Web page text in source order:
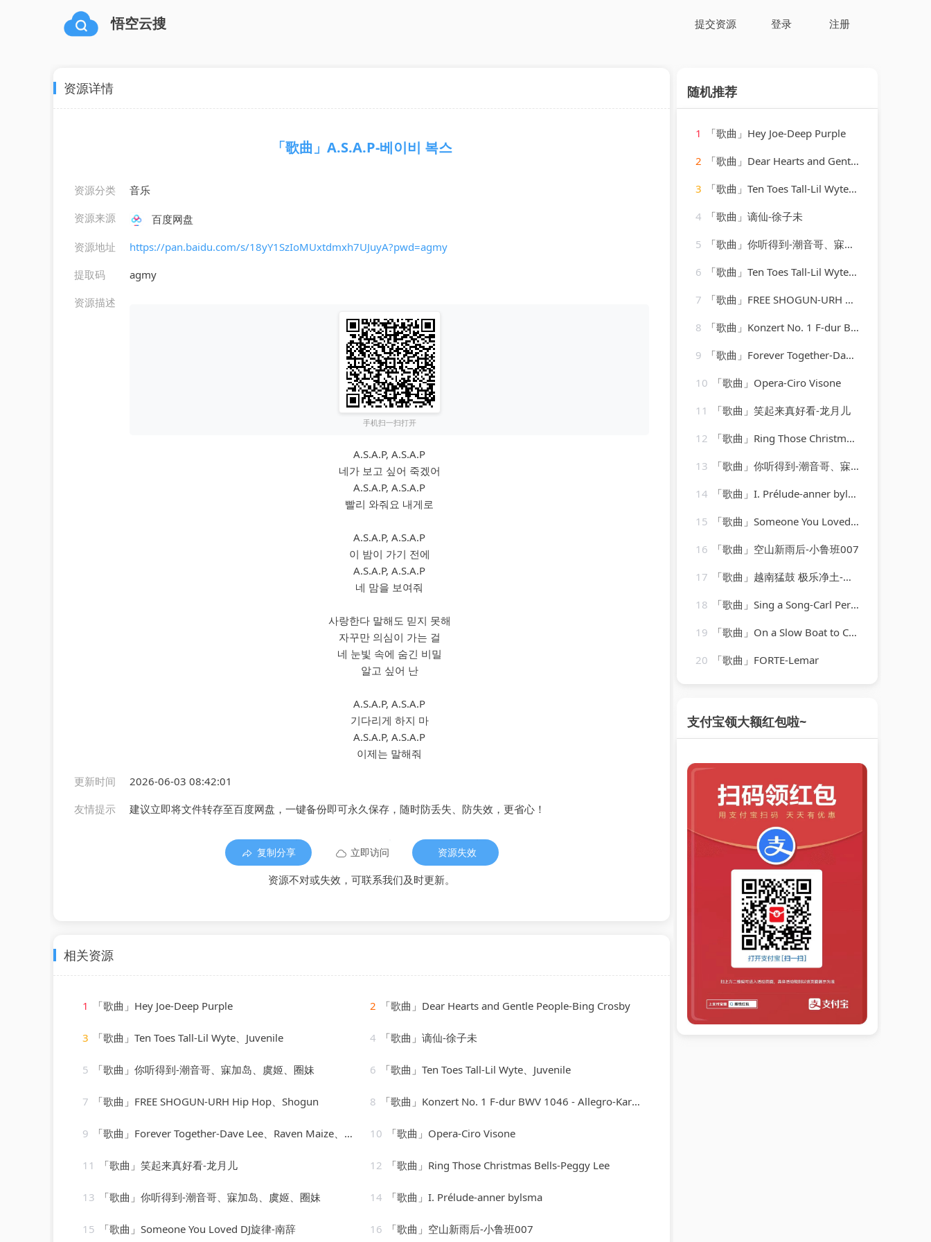
悟空云搜 提交资源 登录 注册
资源详情
「歌曲」A.S.A.P-베이비 복스
资源分类
音乐
资源来源
百度网盘
资源地址
https://pan.baidu.com/s/18yY1SzIoMUxtdmxh7UJuyA?pwd=agmy
提取码
agmy
资源描述
手机扫一扫打开
A.S.A.P, A.S.A.P
네가 보고 싶어 죽겠어
A.S.A.P, A.S.A.P
빨리 와줘요 내게로
A.S.A.P, A.S.A.P
이 밤이 가기 전에
A.S.A.P, A.S.A.P
네 맘을 보여줘
사랑한다 말해도 믿지 못해
자꾸만 의심이 가는 걸
네 눈빛 속에 숨긴 비밀
알고 싶어 난
A.S.A.P, A.S.A.P
기다리게 하지 마
A.S.A.P, A.S.A.P
이제는 말해줘
更新时间
2026-06-03 08:42:01
友情提示
建议立即将文件转存至百度网盘，一键备份即可永久保存，随时防丢失、防失效，更省心！
复制分享 立即访问 资源失效
资源不对或失效，可联系我们及时更新。
相关资源
1 「歌曲」Hey Joe-Deep Purple 2 「歌曲」Dear Hearts and Gentle People-Bing Crosby
3 「歌曲」Ten Toes Tall-Lil Wyte、Juvenile 4 「歌曲」谪仙-徐子未
5 「歌曲」你听得到-潮音哥、寐加岛、虞姬、圈妹 6 「歌曲」Ten Toes Tall-Lil Wyte、Juvenile
7 「歌曲」FREE SHOGUN-URH Hip Hop、Shogun 8 「歌曲」Konzert No. 1 F-dur BWV 1046 - Allegro-Karl Richter、The Munich Philharmonic Orchestra
9 「歌曲」Forever Together-Dave Lee、Raven Maize、Cassimm 10 「歌曲」Opera-Ciro Visone
11 「歌曲」笑起来真好看-龙月儿 12 「歌曲」Ring Those Christmas Bells-Peggy Lee
13 「歌曲」你听得到-潮音哥、寐加岛、虞姬、圈妹 14 「歌曲」I. Prélude-anner bylsma
15 「歌曲」Someone You Loved DJ旋律-南辞 16 「歌曲」空山新雨后-小鲁班007
随机推荐
1
「歌曲」Hey Joe-Deep Purple
2
「歌曲」Dear Hearts and Gentle People-Bing Crosby
3
「歌曲」Ten Toes Tall-Lil Wyte、Juvenile
4
「歌曲」谪仙-徐子未
5
「歌曲」你听得到-潮音哥、寐加岛、虞姬、圈妹
6
「歌曲」Ten Toes Tall-Lil Wyte、Juvenile
7
「歌曲」FREE SHOGUN-URH Hip Hop、Shogun
8
「歌曲」Konzert No. 1 F-dur BWV 1046 - Allegro-Karl Richter、The Munich Philharmonic Orchestra
9
「歌曲」Forever Together-Dave Lee、Raven Maize、Cassimm
10
「歌曲」Opera-Ciro Visone
11
「歌曲」笑起来真好看-龙月儿
12
「歌曲」Ring Those Christmas Bells-Peggy Lee
13
「歌曲」你听得到-潮音哥、寐加岛、虞姬、圈妹
14
「歌曲」I. Prélude-anner bylsma
15
「歌曲」Someone You Loved DJ旋律-南辞
16
「歌曲」空山新雨后-小鲁班007
17
「歌曲」越南猛鼓 极乐净土-焱鑫
18
「歌曲」Sing a Song-Carl Perkins
19
「歌曲」On a Slow Boat to China-Emile Ford & The Checkmates
20
「歌曲」FORTE-Lemar
支付宝领大额红包啦~